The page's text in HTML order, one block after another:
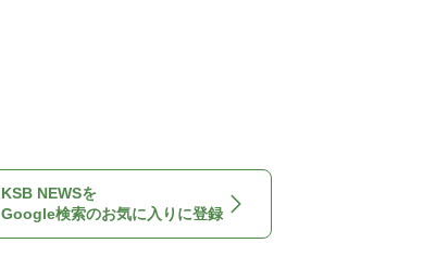
KSB NEWSを
Google検索のお気に入りに登録